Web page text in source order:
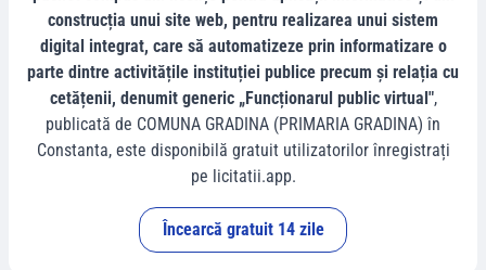
construcția unui site web, pentru realizarea unui sistem
digital integrat, care să automatizeze prin informatizare o
parte dintre activitățile instituției publice precum și relația cu
cetățenii, denumit generic „Funcționarul public virtual",
publicată de COMUNA GRADINA (PRIMARIA GRADINA) în
Constanta, este disponibilă gratuit utilizatorilor înregistrați
pe licitatii.app.
Încearcă gratuit 14 zile